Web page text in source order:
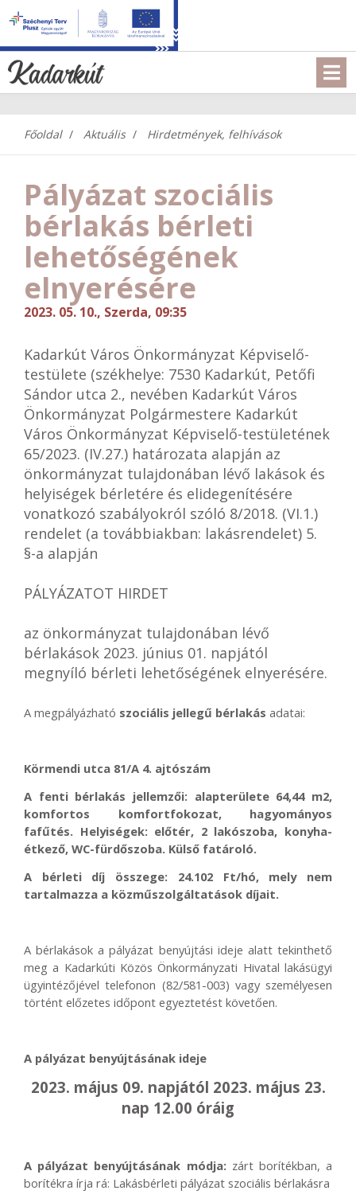
Főoldal Aktuális Hirdetmények, felhívások
Pályázat szociális
bérlakás bérleti
lehetőségének
elnyerésére
2023. 05. 10., Szerda, 09:35
Kadarkút Város Önkormányzat Képviselő-
testülete (székhelye: 7530 Kadarkút, Petőfi
Sándor utca 2., nevében Kadarkút Város
Önkormányzat Polgármestere Kadarkút
Város Önkormányzat Képviselő-testületének
65/2023. (IV.27.) határozata alapján az
önkormányzat tulajdonában lévő lakások és
helyiségek bérletére és elidegenítésére
vonatkozó szabályokról szóló 8/2018. (VI.1.)
rendelet (a továbbiakban: lakásrendelet) 5.
§-a alapján
PÁLYÁZATOT HIRDET
az önkormányzat tulajdonában lévő
bérlakások 2023. június 01. napjától
megnyíló bérleti lehetőségének elnyerésére.
A megpályázható szociális jellegű bérlakás adatai:
Körmendi utca 81/A 4. ajtószám
A fenti bérlakás jellemzői: alapterülete 64,44 m2,
komfortos komfortfokozat, hagyományos
fafűtés. Helyiségek: előtér, 2 lakószoba, konyha-
étkező, WC-fürdőszoba. Külső fatároló.
A bérleti díj összege: 24.102 Ft/hó, mely nem
tartalmazza a közműszolgáltatások díjait.
A bérlakások a pályázat benyújtási ideje alatt tekinthető
meg a Kadarkúti Közös Önkormányzati Hivatal lakásügyi
ügyintézőjével telefonon (82/581-003) vagy személyesen
történt előzetes időpont egyeztetést követően.
A pályázat benyújtásának ideje
2023. május 09. napjától 2023. május 23.
nap 12.00 óráig
A pályázat benyújtásának módja: zárt borítékban, a
borítékra írja rá: Lakásbérleti pályázat szociális bérlakásra